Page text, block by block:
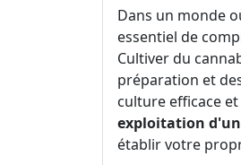
Dans un monde
essentiel de
Cultiver du
préparation et
culture efficace
exploitation d'un
établir votre